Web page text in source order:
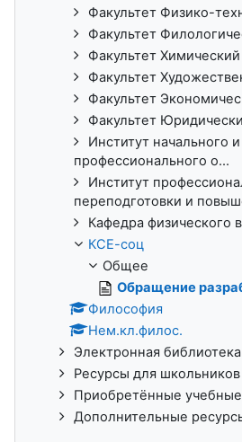
Факультет Физико-
Факультет
Факультет Химический
Факультет
Факультет
Факультет
Институт начального
профессионального о...
Институт
переподготовки и
Кафедра физического
КСЕ-соц
Общее
Обращение
Философия
Нем.кл.филос.
Электронная
Ресурсы для
Приобретённые
Дополнительные